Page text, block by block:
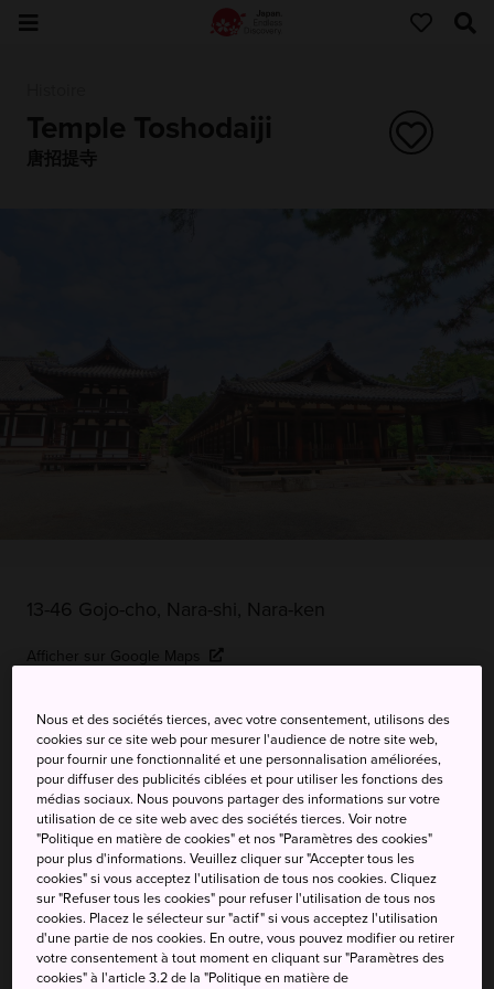
Temple Toshodaiji
唐招提寺
13-46 Gojo-cho, Nara-shi, Nara-ken
Afficher sur Google Maps
MOTS-CLÉS CARTE
Une partie essentielle de
l'histoire de Nara
Bien qu'il ressemble légèrement à une structure grecque,
Toshodaiji est un temple clé de l'histoire du bouddhisme
Nous et des sociétés tierces, avec votre consentement, utilisons des
cookies sur ce site web pour mesurer l'audience de notre site web,
pour fournir une fonctionnalité et une personnalisation améliorées,
pour diffuser des publicités ciblées et pour utiliser les fonctions des
médias sociaux. Nous pouvons partager des informations sur votre
utilisation de ce site web avec des sociétés tierces. Voir notre
"Politique en matière de cookies" et nos "Paramètres des cookies"
pour plus d'informations. Veuillez cliquer sur "Accepter tous les
cookies" si vous acceptez l'utilisation de tous nos cookies. Cliquez
sur "Refuser tous les cookies" pour refuser l'utilisation de tous nos
cookies. Placez le sélecteur sur "actif" si vous acceptez l'utilisation
d'une partie de nos cookies. En outre, vous pouvez modifier ou retirer
votre consentement à tout moment en cliquant sur "Paramètres des
cookies" à l'article 3.2 de la "Politique en matière de